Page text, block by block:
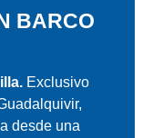
BARCO
Exclusivo
desde una